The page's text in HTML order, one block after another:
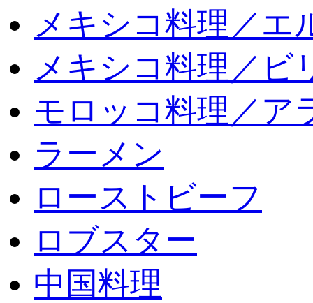
メキシコ料理／エ
メキシコ料理／ビ
モロッコ料理／ア
ラーメン
ローストビーフ
ロブスター
中国料理